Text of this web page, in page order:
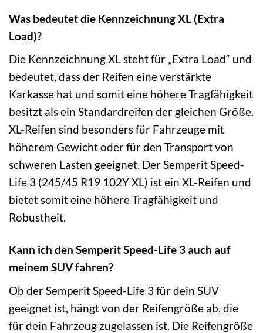
Was bedeutet die Kennzeichnung XL (Extra
Load)?
Die Kennzeichnung XL steht für „Extra Load“ und
bedeutet, dass der Reifen eine verstärkte
Karkasse hat und somit eine höhere Tragfähigkeit
besitzt als ein Standardreifen der gleichen Größe.
XL-Reifen sind besonders für Fahrzeuge mit
höherem Gewicht oder für den Transport von
schweren Lasten geeignet. Der Semperit Speed-
Life 3 (245/45 R19 102Y XL) ist ein XL-Reifen und
bietet somit eine höhere Tragfähigkeit und
Robustheit.
Kann ich den Semperit Speed-Life 3 auch auf
meinem SUV fahren?
Ob der Semperit Speed-Life 3 für dein SUV
geeignet ist, hängt von der Reifengröße ab, die
für dein Fahrzeug zugelassen ist. Die Reifengröße